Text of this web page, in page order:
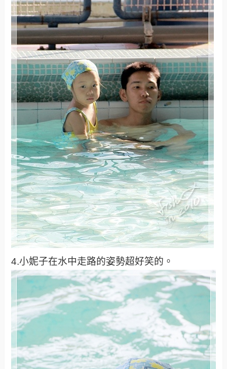
4.小妮子在水中走路的姿勢超好笑的。